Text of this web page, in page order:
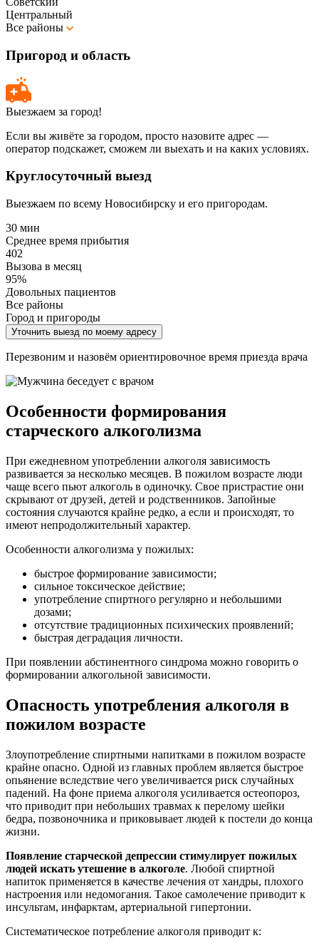
Центральный
Все районы
Пригород и область
Выезжаем за город!
Если вы живёте за городом, просто назовите адрес —
оператор подскажет, сможем ли выехать и на каких условиях.
Круглосуточный выезд
Выезжаем по всему Новосибирску и его пригородам.
30 мин
Среднее время прибытия
402
Вызова в месяц
95%
Довольных пациентов
Все районы
Город и пригороды
Уточнить выезд по моему адресу
Перезвоним и назовём ориентировочное время приезда врача
Особенности формирования
старческого алкоголизма
При ежедневном употреблении алкоголя зависимость
развивается за несколько месяцев. В пожилом возрасте люди
чаще всего пьют алкоголь в одиночку. Свое пристрастие они
скрывают от друзей, детей и родственников. Запойные
состояния случаются крайне редко, а если и происходят, то
имеют непродолжительный характер.
Особенности алкоголизма у пожилых:
быстрое формирование зависимости;
сильное токсическое действие;
употребление спиртного регулярно и небольшими
дозами;
отсутствие традиционных психических проявлений;
быстрая деградация личности.
При появлении абстинентного синдрома можно говорить о
формировании алкогольной зависимости.
Опасность употребления алкоголя в
пожилом возрасте
Злоупотребление спиртными напитками в пожилом возрасте
крайне опасно. Одной из главных проблем является быстрое
опьянение вследствие чего увеличивается риск случайных
падений. На фоне приема алкоголя усиливается остеопороз,
что приводит при небольших травмах к перелому шейки
бедра, позвоночника и приковывает людей к постели до конца
жизни.
Появление старческой депрессии стимулирует пожилых
людей искать утешение в алкоголе. Любой спиртной
напиток применяется в качестве лечения от хандры, плохого
настроения или недомогания. Такое самолечение приводит к
инсультам, инфарктам, артериальной гипертонии.
Систематическое потребление алкоголя приводит к: